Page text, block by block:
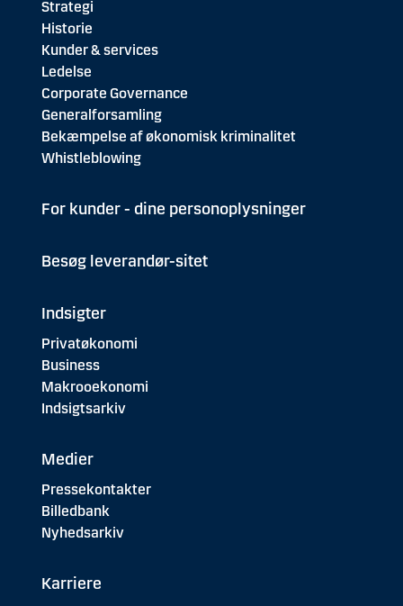
Strategi
Historie
Kunder & services
Ledelse
Corporate Governance
Generalforsamling
Bekæmpelse af økonomisk kriminalitet
Whistleblowing
For kunder - dine personoplysninger
Besøg leverandør-sitet
Indsigter
Privatøkonomi
Business
Makrooekonomi
Indsigtsarkiv
Medier
Pressekontakter
Billedbank
Nyhedsarkiv
Karriere